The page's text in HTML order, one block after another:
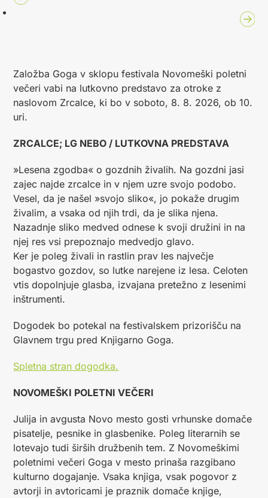
Založba Goga v sklopu festivala Novomeški poletni
večeri vabi na lutkovno predstavo za otroke z
naslovom Zrcalce, ki bo v soboto, 8. 8. 2026, ob 10.
uri.
ZRCALCE; LG NEBO / LUTKOVNA PREDSTAVA
»Lesena zgodba« o gozdnih živalih. Na gozdni jasi
zajec najde zrcalce in v njem uzre svojo podobo.
Vesel, da je našel »svojo sliko«, jo pokaže drugim
živalim, a vsaka od njih trdi, da je slika njena.
Nazadnje sliko medved odnese k svoji družini in na
njej res vsi prepoznajo medvedjo glavo.
Ker je poleg živali in rastlin prav les največje
bogastvo gozdov, so lutke narejene iz lesa. Celoten
vtis dopolnjuje glasba, izvajana pretežno z lesenimi
inštrumenti.
Dogodek bo potekal na festivalskem prizorišču na
Glavnem trgu pred Knjigarno Goga.
Spletna stran dogodka.
NOVOMEŠKI POLETNI VEČERI
Julija in avgusta Novo mesto gosti vrhunske domače
pisatelje, pesnike in glasbenike. Poleg literarnih se
lotevajo tudi širših družbenih tem. Z Novomeškimi
poletnimi večeri Goga v mesto prinaša razgibano
kulturno dogajanje. Vsaka knjiga, vsak pogovor z
avtorji in avtoricami je praznik domače knjige,